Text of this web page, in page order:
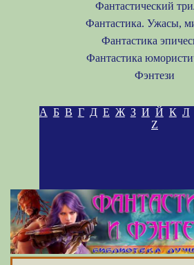
Фантастический
Фантастика. Ужасы,
Фантастика
Фантастика
Фэнтези
А Б В Г Д Е Ж З И Й К Л
Z